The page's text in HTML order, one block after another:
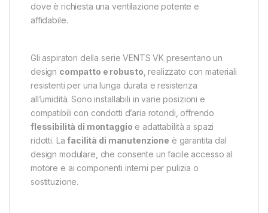
dove è richiesta una ventilazione potente e
affidabile.
Gli aspiratori della serie VENTS VK presentano un
design compatto e robusto , realizzato con materiali
resistenti per una lunga durata e resistenza
all’umidità. Sono installabili in varie posizioni e
compatibili con condotti d’aria rotondi, offrendo
flessibilità di montaggio e adattabilità a spazi
ridotti. Lafacilità di manutenzione è garantita dal
design modulare, che consente un facile accesso al
motore e ai componenti interni per pulizia o
sostituzione.